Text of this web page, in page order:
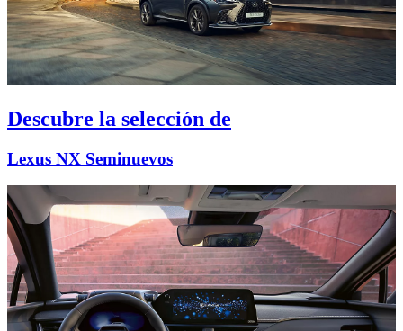
Descubre la selección de
Lexus NX Seminuevos